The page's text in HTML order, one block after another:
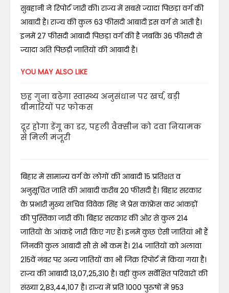
सुबहानी ने रिपोर्ट जारी की। राज्य में सबसे ज्यादा पिछड़ा वर्ग की
आबादी है। राज्य की कुल 63 फीसदी आबादी इस वर्ग से आती है।
इनमें 27 फीसदी आबादी पिछड़ा वर्ग की है जबकि 36 फीसदी से
ज्यादा अति पिछड़ी जातियों की आबादी है।
YOU MAY ALSO LIKE
छह गुना बढ़ेगा स्वास्थ्य अनुसंधान पर खर्च, बड़ी
बीमारियों पर फोकस
दूर होगा डेंगू का डर, पहली वैक्सीन को दवा नियामक
से मिली मंजूरी
बिहार में सामान्य वर्ग के लोगों की आबादी 15 प्रतिशत व
अनुसूचित जाति की आबादी करीब 20 फीसदी है। बिहार सरकार
के प्रभारी मुख्य सचिव विवेक सिंह ने प्रेस कांफ्रेंस कर आंकड़ों
की पुस्तिका जारी की। बिहार सरकार की ओर से कुल 214
जातियों के आंकड़े जारी किए गए हैं। इनमें कुछ ऐसी जातियां भी हैं
जिनकी कुल आबादी सौ से भी कम है। 214 जातियों को अलावा
215वें नंबर पर अन्य जातियों का भी जिक्र रिपोर्ट में किया गया है।
राज्य की आबादी 13,07,25,310 है। वहीं कुल सर्वेक्षित परिवारों की
संख्या 2,83,44,107 है। राज्य में प्रति 1000 पुरुषों में 953